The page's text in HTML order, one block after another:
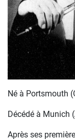
Né à Portsmouth
Décédé à Munich
Après ses